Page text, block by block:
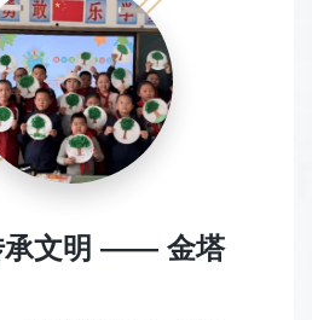
承文明 —— 金塔